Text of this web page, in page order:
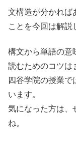
文構造が分かれば
ことを今回は解説
構文から単語の意
読むためのコツは
四谷学院の授業
います。
気になった方は、
ね。